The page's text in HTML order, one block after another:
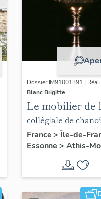
Dossier IM91001391 |
Blanc Brigitte
Le mobilier de
collégiale de
chanoines de la
congrégation
Saint-Victor,
paroissiale
Denis
collégiale de
la congrégation de
Victor, église
Saint-Denis
France > Île-de-
Essonne > Athis-